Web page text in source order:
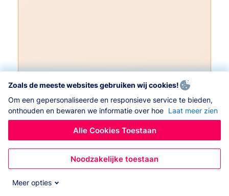
Zoals de meeste websites gebruiken wij cookies!
Om een gepersonaliseerde en responsieve service te bieden,
onthouden en bewaren we informatie over hoe Laat meer zien
Alle Cookies Toestaan
Noodzakelijke toestaan
Meer opties